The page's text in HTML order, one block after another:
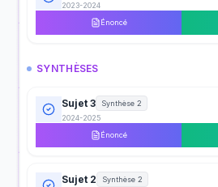
2023-2024
Énoncé
SYNTHÈSES
Sujet 3
Synthèse 2
2024-2025
Énoncé
Sujet 2
Synthèse 2